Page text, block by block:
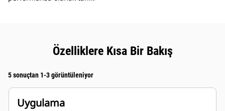
Özelliklere Kısa Bir Bakış
5 sonuçtan 1-3 görüntüleniyor
Uygulama